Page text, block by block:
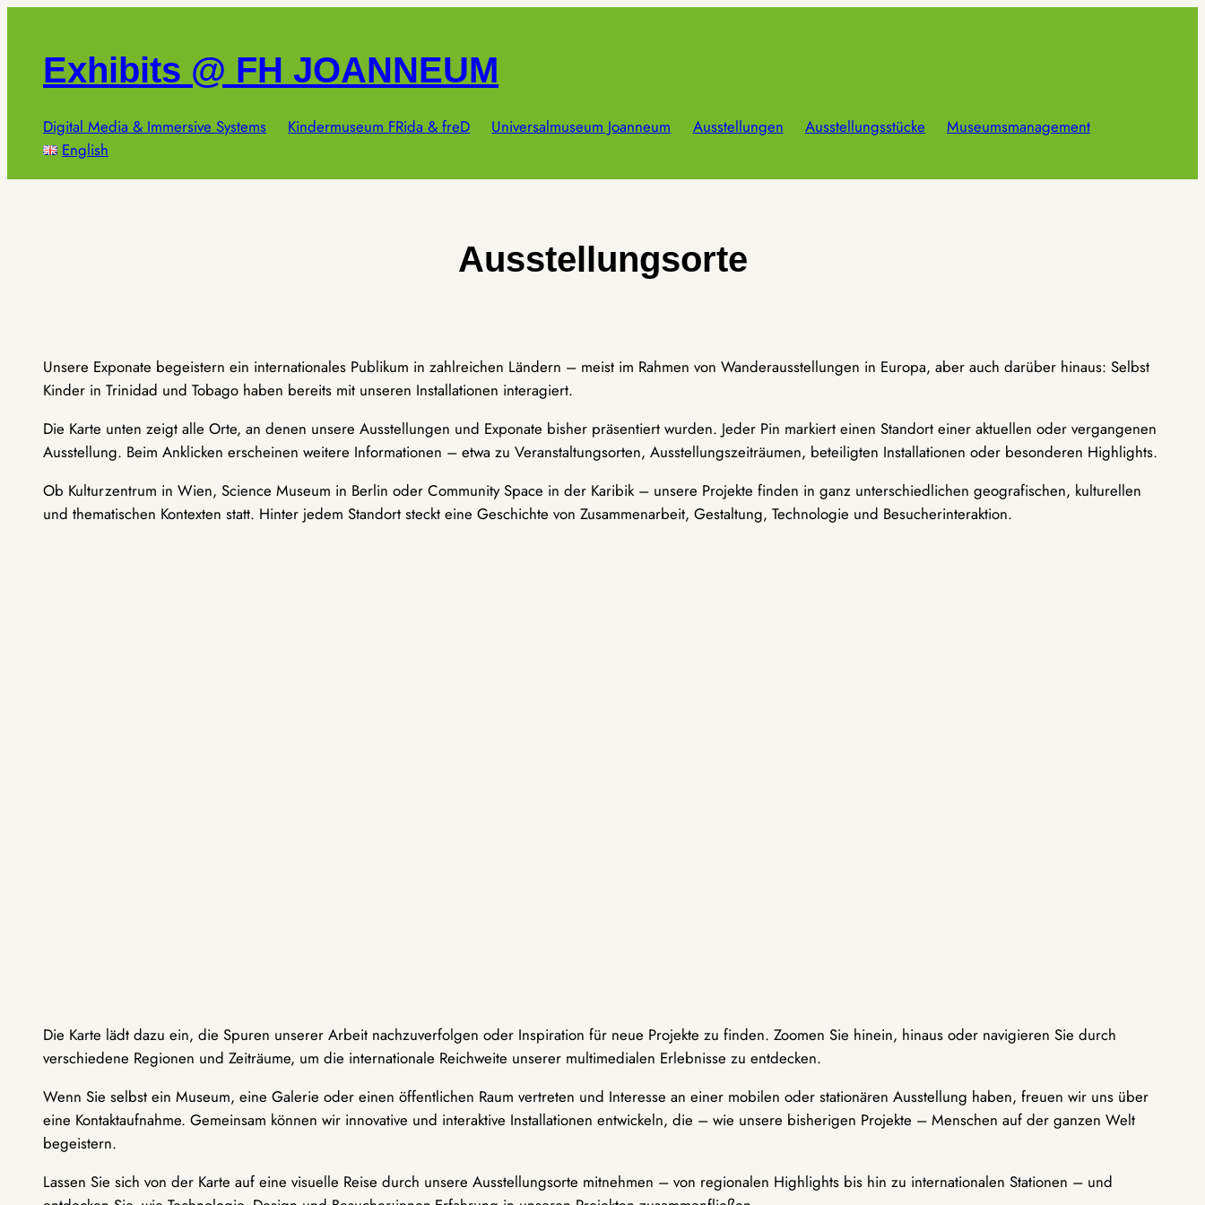
springenExhibits @ FH JOANNEUM
Digital Media & Immersive Systems Kindermuseum FRida & freD Universalmuseum Joanneum Ausstellungen Ausstellungsstücke
Museumsmanagement
English
Ausstellungsorte
Unsere Exponate begeistern ein internationales Publikum in zahlreichen Ländern – meist im Rahmen von Wanderausstellungen in Europa, aber auch darüber hinaus: Selbst
Kinder in Trinidad und Tobago haben bereits mit unseren Installationen interagiert.
Die Karte unten zeigt alle Orte, an denen unsere Ausstellungen und Exponate bisher präsentiert wurden. Jeder Pin markiert einen Standort einer aktuellen oder vergangenen
Ausstellung. Beim Anklicken erscheinen weitere Informationen – etwa zu Veranstaltungsorten, Ausstellungszeiträumen, beteiligten Installationen oder besonderen Highlights.
Ob Kulturzentrum in Wien, Science Museum in Berlin oder Community Space in der Karibik – unsere Projekte finden in ganz unterschiedlichen geografischen, kulturellen
und thematischen Kontexten statt. Hinter jedem Standort steckt eine Geschichte von Zusammenarbeit, Gestaltung, Technologie und Besucherinteraktion.
Die Karte lädt dazu ein, die Spuren unserer Arbeit nachzuverfolgen oder Inspiration für neue Projekte zu finden. Zoomen Sie hinein, hinaus oder navigieren Sie durch
verschiedene Regionen und Zeiträume, um die internationale Reichweite unserer multimedialen Erlebnisse zu entdecken.
Wenn Sie selbst ein Museum, eine Galerie oder einen öffentlichen Raum vertreten und Interesse an einer mobilen oder stationären Ausstellung haben, freuen wir uns über
eine Kontaktaufnahme. Gemeinsam können wir innovative und interaktive Installationen entwickeln, die – wie unsere bisherigen Projekte – Menschen auf der ganzen Welt
begeistern.
Lassen Sie sich von der Karte auf eine visuelle Reise durch unsere Ausstellungsorte mitnehmen – von regionalen Highlights bis hin zu internationalen Stationen – und